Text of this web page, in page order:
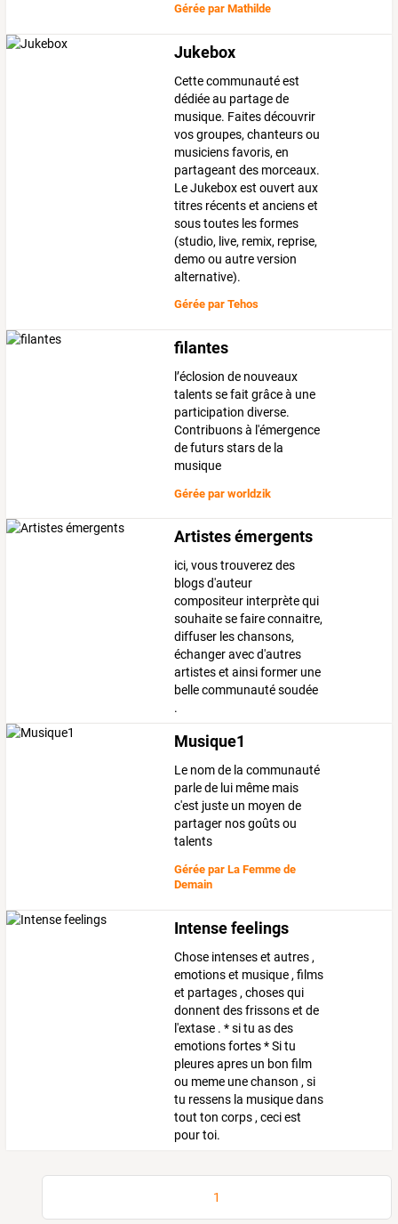
Gérée parMathilde
Jukebox
Cette communauté est
dédiée au partage de
musique. Faites découvrir
vos groupes, chanteurs ou
musiciens favoris, en
partageant des morceaux.
Le Jukebox est ouvert aux
titres récents et anciens et
sous toutes les formes
(studio, live, remix, reprise,
demo ou autre version
alternative).
Gérée parTehos
filantes
l’éclosion de nouveaux
talents se fait grâce à une
participation diverse.
Contribuons à l'émergence
de futurs stars de la
musique
Gérée parworldzik
Artistes émergents
ici, vous trouverez des
blogs d'auteur
compositeur interprète qui
souhaite se faire connaitre,
diffuser les chansons,
échanger avec d'autres
artistes et ainsi former une
belle communauté soudée
.
Musique1
Le nom de la communauté
parle de lui même mais
c'est juste un moyen de
partager nos goûts ou
talents
Gérée parLa Femme de
Demain
Intense feelings
Chose intenses et autres ,
emotions et musique , films
et partages , choses qui
donnent des frissons et de
l'extase . * si tu as des
emotions fortes * Si tu
pleures apres un bon film
ou meme une chanson , si
tu ressens la musique dans
tout ton corps , ceci est
pour toi.
1